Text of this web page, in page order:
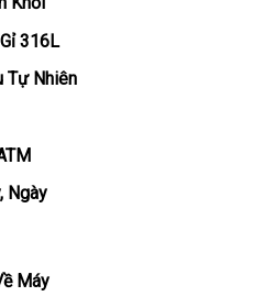
316L
Tự Nhiên
Ngày
Máy